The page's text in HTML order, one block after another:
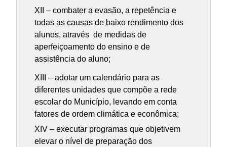
XII – combater a evasão, a repetência e
todas as causas de baixo rendimento dos
alunos, através de medidas de
aperfeiçoamento do ensino e de
assistência do aluno;
XIII – adotar um calendário para as
diferentes unidades que compõe a rede
escolar do Município, levando em conta
fatores de ordem climática e econômica;
XIV – executar programas que objetivem
elevar o nível de preparação dos